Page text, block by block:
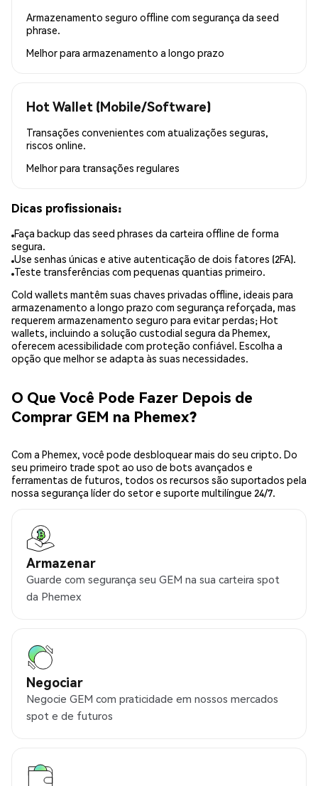
Armazenamento seguro offline com segurança da seed
phrase.
Melhor para armazenamento a longo prazo
Hot Wallet (Mobile/Software)
Transações convenientes com atualizações seguras,
riscos online.
Melhor para transações regulares
Dicas profissionais:
Faça backup das seed phrases da carteira offline de forma
segura.
Use senhas únicas e ative autenticação de dois fatores (2FA).
Teste transferências com pequenas quantias primeiro.
Cold wallets mantêm suas chaves privadas offline, ideais para
armazenamento a longo prazo com segurança reforçada, mas
requerem armazenamento seguro para evitar perdas; Hot
wallets, incluindo a solução custodial segura da Phemex,
oferecem acessibilidade com proteção confiável. Escolha a
opção que melhor se adapta às suas necessidades.
O Que Você Pode Fazer Depois de
Comprar GEM na Phemex?
Com a Phemex, você pode desbloquear mais do seu cripto. Do
seu primeiro trade spot ao uso de bots avançados e
ferramentas de futuros, todos os recursos são suportados pela
nossa segurança líder do setor e suporte multilíngue 24/7.
Armazenar
Guarde com segurança seu GEM na sua carteira spot
da Phemex
Negociar
Negocie GEM com praticidade em nossos mercados
spot e de futuros